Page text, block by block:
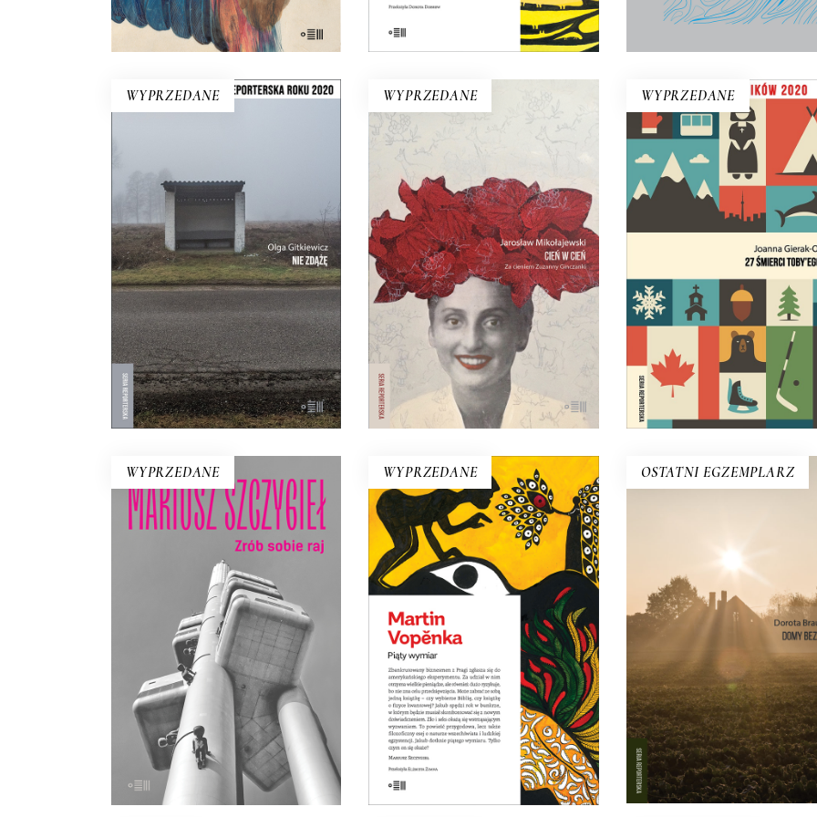
KOSZYKA
WYPRZEDANE
E-BOOK DO
KOSZYKA
NIE ZDĄŻĘ
Witamy w centrum Europy. Tu
prawie czternaście milionów
Polaków ma wszędzie daleko.
Reportaże z przystanku i z
dworca, z pobocza i z chodnika.
39.00 zł 19.50zł
WYPRZEDANE
E-BOOK DO
KOSZYKA
CIEŃ W CIEŃ. ZA
CIENIEM ZUZANNY
GINCZANKI
Pewnego dnia z książki na
zagraconym biurku wysuwa się
oderwany fragment starej
gazety z pytaniem: Kim jesteś,
Zuzanno?
39.00zł 19.50 zł
WYPRZEDANE
E-BOOK DO
KOSZYKA
27 ŚMIERCI
OBEDA
Co ukryto pod
mozaiką kulturową?
Gierak-Onoszko kreśli
Kanady, który burzy
wyobrażenia o tym kraju.
59.90 zł 29.95
WYPRZEDANE
E-BOOK DO
KOSZYKA
ZRÓB SOBIE RAJ
Nowe wydanie kultowej książki o
Czechach, jakich nie znamy!
Recenzenci pisali, że Szczygieł
odkrył w niej przed Polakami
tajemnicze plemię…
43.00zł 21.50zł
WYPRZEDANE
E-BOOK DO
PIĄTY WYMIAR
Piąty wymiar – czym jest? Czy
wszechświat to tylko prawa
fizyki? Czym jest czas? Jakie są
jego granice? I czy istnieje
wieczność? A jeżeli nie, to jaki
sens ma nasze życie?
39.00zł 19.50zł
OSTATNI EGZEMPLARZ
E-BOOK DO
KOSZYKA
chłopskiej, przemianie
Śląska i o tym, czym jest
jeszcze o idealistach,
próbują ocalić przeszłość. Bo
nie wiesz, skąd jesteś, nie
kim jesteś.
36.00zł 18.00zł